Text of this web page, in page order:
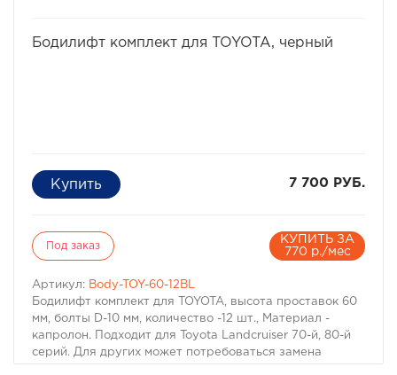
Бодилифт комплект для TOYOTA, черный
7 700 РУБ.
Под заказ
КУПИТЬ ЗА
770 р./мес
Артикул: Body-TOY-60-12BL
Бодилифт комплект для TOYOTA, высота проставок 60
мм, болты D-10 мм, количество -12 шт., Материал -
капролон. Подходит для Toyota Landcruiser 70-й, 80-й
серий. Для других может потребоваться замена